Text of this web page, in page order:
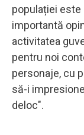
populației este
importantă
activitatea
pentru noi
personaje, cu
să-i
deloc".